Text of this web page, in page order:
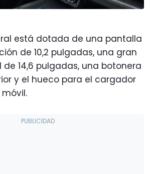
está dotada de una pantalla
de 10,2 pulgadas, una gran
14,6 pulgadas, una botonera
y el hueco para el cargador